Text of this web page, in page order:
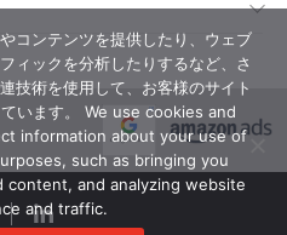
コンテンツを提供したり、ウェブ
ィックを分析したりするなど、さ
技術を使用して、お客様のサイト
います。 We use cookies and
information about your use of
such as bringing you
content, and analyzing website
and traffic.